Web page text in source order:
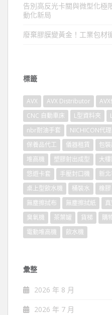
告別高反光卡關與微型化極
動化新局
廢棄膠膜變黃金！工業包材
標籤
AVX AVX Distributor
CNC 自動車床
L型資料夾
nbr耐油手套
NICHICON代
保養品代工
儀器租賃 包
堆高機
塑膠射出成型 大
悠遊卡套
手壓封口機 新
桌上型飲水機
桶裝水 橡膠
無塵擦拭布
無塵擦拭紙
臭氧機
茶葉罐 貨梯 購
電動堆高機
飲水機
彙整
2026 年 8 月
2026 年 7 月